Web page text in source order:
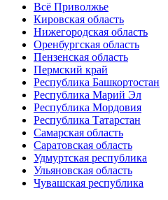
Всё Приволжье
Кировская область
Нижегородская область
Оренбургская область
Пензенская область
Пермский край
Республика Башкортостан
Республика Марий Эл
Республика Мордовия
Республика Татарстан
Самарская область
Саратовская область
Удмуртская республика
Ульяновская область
Чувашская республика